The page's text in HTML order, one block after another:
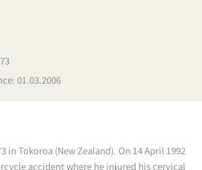
01.03.2006
in Tokoroa (New Zealand). On 14 April 1992
accident where he injured his cervical